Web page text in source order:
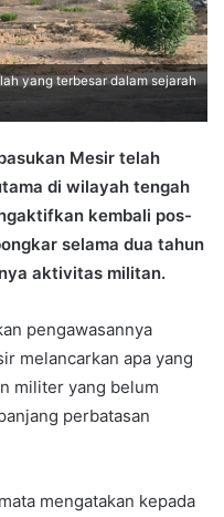
yang terbesar dalam sejarah
Mesir telah
di wilayah tengah
kembali pos-
selama dua tahun
aktivitas militan.
pengawasannya
melancarkan apa yang
militer yang belum
perbatasan
mengatakan kepada